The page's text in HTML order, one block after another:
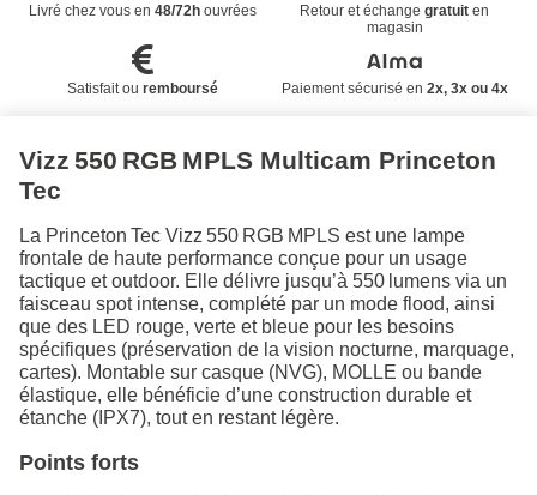
Livré chez vous en 48/72houvrées Retour et échangegratuit en
magasin
Satisfait ou remboursé Paiement sécurisé en 2x, 3x ou 4x
Vizz 550 RGB MPLS Multicam Princeton
Tec
La Princeton Tec Vizz 550 RGB MPLS est une lampe
frontale de haute performance conçue pour un usage
tactique et outdoor. Elle délivre jusqu’à 550 lumens via un
faisceau spot intense, complété par un mode flood, ainsi
que des LED rouge, verte et bleue pour les besoins
spécifiques (préservation de la vision nocturne, marquage,
cartes). Montable sur casque (NVG), MOLLE ou bande
élastique, elle bénéficie d’une construction durable et
étanche (IPX7), tout en restant légère.
Points forts